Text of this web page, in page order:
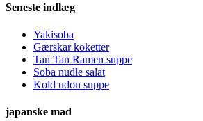
Seneste indlæg
Yakisoba
Gærskar koketter
Tan Tan Ramen suppe
Soba nudle salat
Kold udon suppe
japanske mad